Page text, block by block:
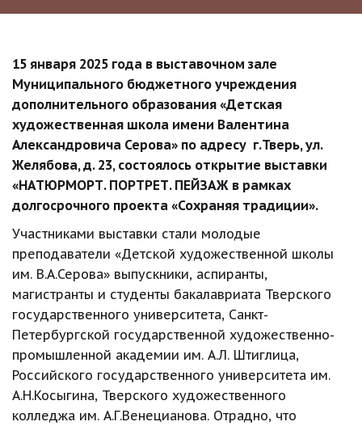
15 января 2025 года в выставочном зале
Муниципального бюджетного учреждения
дополнительного образования «Детская
художественная школа имени Валентина
Александровича Серова» по адресу  г.Тверь, ул.
Желябова, д. 23, состоялось открытие выставки
«НАТЮРМОРТ. ПОРТРЕТ. ПЕЙЗАЖ в рамках
долгосрочного проекта «Сохраняя традиции».
Участниками выставки стали молодые
преподаватели «Детской художественной школы
им. В.А.Серова» выпускники, аспиранты,
магистранты и студенты бакалавриата Тверского
государственного университета, Санкт-
Петербургской государственной художественно-
промышленной академии им. А.Л. Штиглица,
Российского государственного университета им.
А.Н.Косыгина, Тверского художественного
колледжа им. А.Г.Венецианова. Отрадно, что